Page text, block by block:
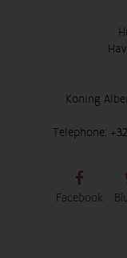
Koning
Telephone:
Facebook